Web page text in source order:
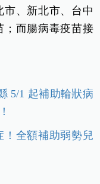
、新北市、台中
；而腸病毒疫苗接
5/1 起補助輪狀病
！全額補助弱勢兒